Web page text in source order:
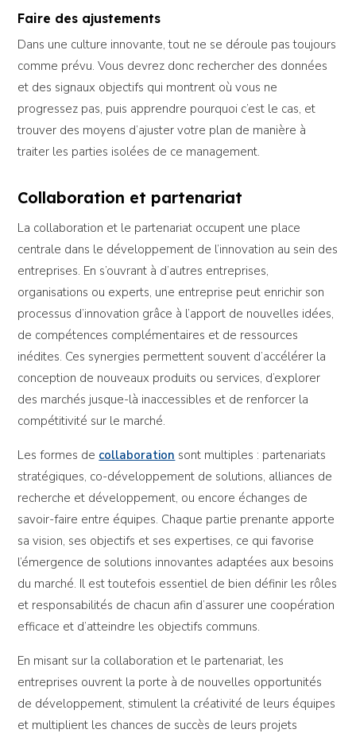
Faire des ajustements
Dans une culture innovante, tout ne se déroule pas toujours
comme prévu. Vous devrez donc rechercher des données
et des signaux objectifs qui montrent où vous ne
progressez pas, puis apprendre pourquoi c’est le cas, et
trouver des moyens d’ajuster votre plan de manière à
traiter les parties isolées de ce management.
Collaboration et partenariat
La collaboration et le partenariat occupent une place
centrale dans le développement de l’innovation au sein des
entreprises. En s’ouvrant à d’autres entreprises,
organisations ou experts, une entreprise peut enrichir son
processus d’innovation grâce à l’apport de nouvelles idées,
de compétences complémentaires et de ressources
inédites. Ces synergies permettent souvent d’accélérer la
conception de nouveaux produits ou services, d’explorer
des marchés jusque-là inaccessibles et de renforcer la
compétitivité sur le marché.
Les formes de collaboration sont multiples : partenariats
stratégiques, co-développement de solutions, alliances de
recherche et développement, ou encore échanges de
savoir-faire entre équipes. Chaque partie prenante apporte
sa vision, ses objectifs et ses expertises, ce qui favorise
l’émergence de solutions innovantes adaptées aux besoins
du marché. Il est toutefois essentiel de bien définir les rôles
et responsabilités de chacun afin d’assurer une coopération
efficace et d’atteindre les objectifs communs.
En misant sur la collaboration et le partenariat, les
entreprises ouvrent la porte à de nouvelles opportunités
de développement, stimulent la créativité de leurs équipes
et multiplient les chances de succès de leurs projets